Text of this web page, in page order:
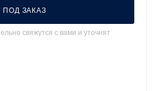
ПОД ЗАКАЗ
свяжутся с вами и уточнят